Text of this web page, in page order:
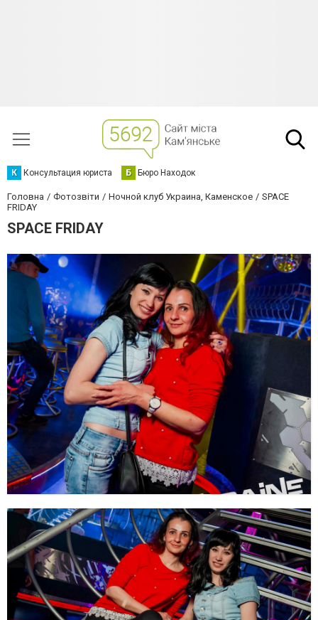
К Консультация юриста Б Бюро Находок
Головна Фотозвіти Ночной клуб Украина, Каменское
SPACE
FRIDAY
SPACE FRIDAY